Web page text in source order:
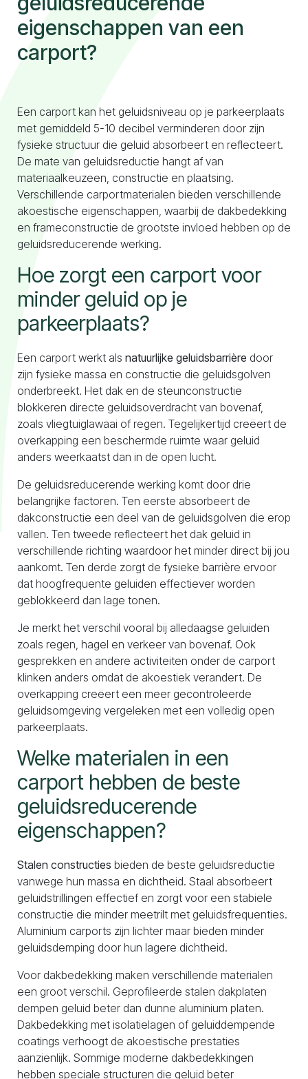
Naar configurator
eigenschappen van een
carport?
Een carport kan het geluidsniveau op je parkeerplaats
met gemiddeld 5-10 decibel verminderen door zijn
fysieke structuur die geluid absorbeert en reflecteert.
De mate van geluidsreductie hangt af van
materiaalkeuzeen, constructie en plaatsing.
Verschillende carportmaterialen bieden verschillende
akoestische eigenschappen, waarbij de dakbedekking
en frameconstructie de grootste invloed hebben op de
geluidsreducerende werking.
Hoe zorgt een carport voor
minder geluid op je
parkeerplaats?
Een carport werkt als natuurlijke geluidsbarrière door
zijn fysieke massa en constructie die geluidsgolven
onderbreekt. Het dak en de steunconstructie
blokkeren directe geluidsoverdracht van bovenaf,
zoals vliegtuiglawaai of regen. Tegelijkertijd creëert de
overkapping een beschermde ruimte waar geluid
anders weerkaatst dan in de open lucht.
De geluidsreducerende werking komt door drie
belangrijke factoren. Ten eerste absorbeert de
dakconstructie een deel van de geluidsgolven die erop
vallen. Ten tweede reflecteert het dak geluid in
verschillende richting waardoor het minder direct bij jou
aankomt. Ten derde zorgt de fysieke barrière ervoor
dat hoogfrequente geluiden effectiever worden
geblokkeerd dan lage tonen.
Je merkt het verschil vooral bij alledaagse geluiden
zoals regen, hagel en verkeer van bovenaf. Ook
gesprekken en andere activiteiten onder de carport
klinken anders omdat de akoestiek verandert. De
overkapping creëert een meer gecontroleerde
geluidsomgeving vergeleken met een volledig open
parkeerplaats.
Welke materialen in een
carport hebben de beste
geluidsreducerende
eigenschappen?
Stalen constructies bieden de beste geluidsreductie
vanwege hun massa en dichtheid. Staal absorbeert
geluidstrillingen effectief en zorgt voor een stabiele
constructie die minder meetrilt met geluidsfrequenties.
Aluminium carports zijn lichter maar bieden minder
geluidsdemping door hun lagere dichtheid.
Voor dakbedekking maken verschillende materialen
een groot verschil. Geprofileerde stalen dakplaten
dempen geluid beter dan dunne aluminium platen.
Dakbedekking met isolatielagen of geluiddempende
coatings verhoogt de akoestische prestaties
aanzienlijk. Sommige moderne dakbedekkingen
hebben speciale structuren die geluid beter